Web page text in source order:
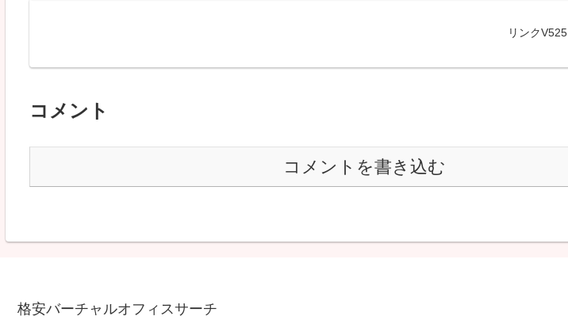
リンクV525
コメント
コメントを書き込む
格安バーチャルオフィスサーチ